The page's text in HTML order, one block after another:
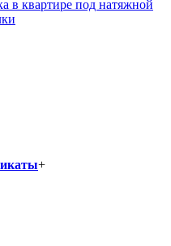
в квартире под натяжной
+